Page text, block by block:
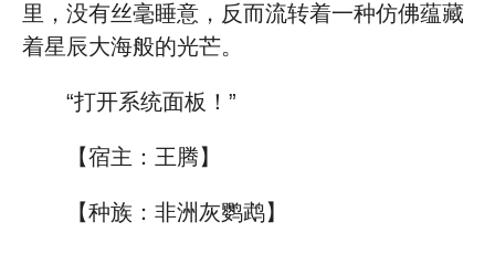
里，没有丝毫睡意，反而流转着一种仿佛蕴藏
着星辰大海般的光芒。
“打开系统面板！”
【宿主：王腾】
【种族：非洲灰鹦鹉】